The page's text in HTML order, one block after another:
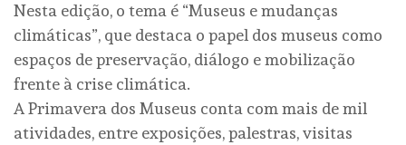
Nesta edição, o tema é “Museus e mudanças
climáticas”, que destaca o papel dos museus como
espaços de preservação, diálogo e mobilização
frente à crise climática.
A Primavera dos Museus conta com mais de mil
atividades, entre exposições, palestras, visitas